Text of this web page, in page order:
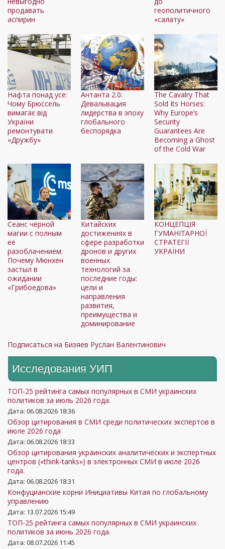
продавать
аспирин
геополитичного
«салату»
Нафта понад усе:
Чому Брюссель
вимагає від
України
ремонтувати
«Дружбу»
Антанта 2.0:
Девальвация
лидерства в эпоху
глобального
беспорядка
The Cavalry That
Sold Its Horses:
Why Europe’s
Security
Guarantees Are
Becoming a Ghost
of the Cold War
Сеанс чёрной
магии с полным
её
разоблачением:
Почему Мюнхен
застыл в
ожидании
«Грибоедова»
Китайских
достижениях в
сфере разработки
дронов и других
военных
технологий за
последние годы:
цели и
направления
развития,
преимущества и
доминирование
КОНЦЕПЦІЯ
ГУМАНІТАРНОЇ
СТРАТЕГІЇ
УКРАЇНИ
Подписаться на Бизяев Руслан Валентинович
Исследования УИП
ТОП-25 рейтинга самых популярных в СМИ украинских
политиков за июль 2026 года.
Дата: 06.08.2026 18:36
Обзор цитирования в СМИ среди политических экспертов в
июле 2026 года
Дата: 06.08.2026 18:33
Обзор цитирования украинских аналитических и экспертных
центров («think-tanks») в электронных СМИ в июле 2026
года.
Дата: 06.08.2026 18:31
Конфуцианские корни Инициативы Китая по глобальному
управлению
Дата: 13.07.2026 15:49
ТОП-25 рейтинга самых популярных в СМИ украинских
политиков за июнь 2026 года.
Дата: 08.07.2026 11:45